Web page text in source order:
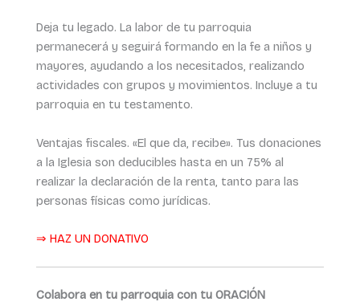
Deja tu legado. La labor de tu parroquia
permanecerá y seguirá formando en la fe a niños y
mayores, ayudando a los necesitados, realizando
actividades con grupos y movimientos. Incluye a tu
parroquia en tu testamento.
Ventajas fiscales. «El que da, recibe». Tus donaciones
a la Iglesia son deducibles hasta en un 75% al
realizar la declaración de la renta, tanto para las
personas físicas como jurídicas.
⇒ HAZ UN DONATIVO
Colabora en tu parroquia con tu ORACIÓN